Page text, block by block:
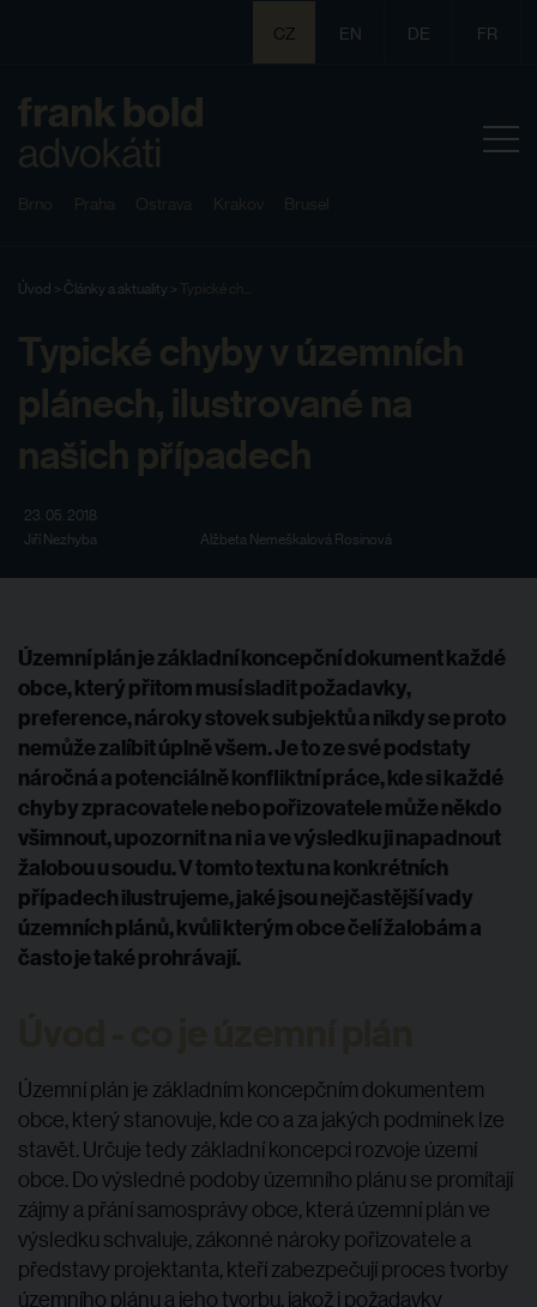
CZ EN DE FR
Brno Praha Ostrava Krakov Brusel
Úvod > Články a aktuality > Typické ch...
Typické chyby v územních
plánech, ilustrované na
našich případech
23. 05. 2018
Jiří Nezhyba
Alžbeta Nemeškalová Rosinová
Územní plán je základní koncepční dokument každé
obce, který přitom musí sladit požadavky,
preference, nároky stovek subjektů a nikdy se proto
nemůže zalíbit úplně všem. Je to ze své podstaty
náročná a potenciálně konfliktní práce, kde si každé
chyby zpracovatele nebo pořizovatele může někdo
všimnout, upozornit na ni a ve výsledku ji napadnout
žalobou u soudu. V tomto textu na konkrétních
případech ilustrujeme, jaké jsou nejčastější vady
územních plánů, kvůli kterým obce čelí žalobám a
často je také prohrávají.
Územní plán je základním koncepčním dokumentem
obce, který stanovuje, kde co a za jakých podmínek lze
stavět. Určuje tedy základní koncepci rozvoje území
obce. Do výsledné podoby územního plánu se promítají
zájmy a přání samosprávy obce, která územní plán ve
výsledku schvaluje, zákonné nároky pořizovatele a
představy projektanta, kteří zabezpečují proces tvorby
územního plánu a jeho tvorbu, jakož i požadavky